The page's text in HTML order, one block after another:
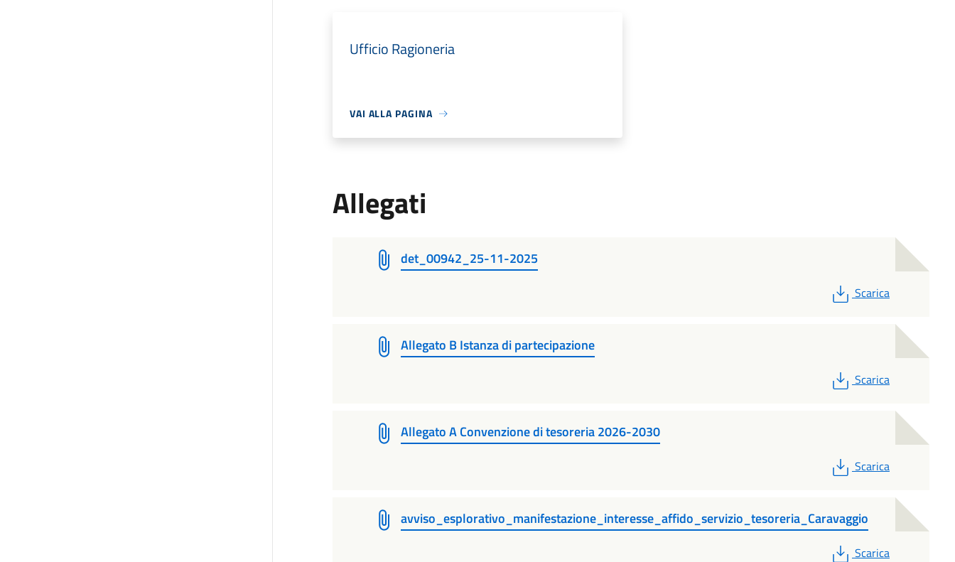
Ufficio Ragioneria
VAI ALLA PAGINA
Allegati
det_00942_25-11-2025
PDF
Scarica
Allegato B Istanza di partecipazione
PDF
Scarica
Allegato A Convenzione di tesoreria 2026-2030
PDF
Scarica
avviso_esplorativo_manifestazione_interesse_affido_servizio_tesoreria_Caravaggio
PDF
Scarica